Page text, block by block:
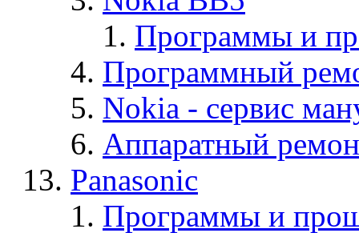
Программы и
Программный
Nokia - cервис
Аппаратный
Panasonic
Программы и